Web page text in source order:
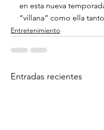
en esta nueva
“villana” como ella
Entretenimiento
Entradas recientes